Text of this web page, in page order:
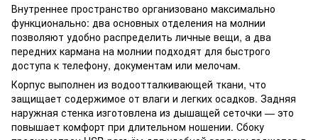
Внутреннее пространство организовано максимально
функционально: два основных отделения на молнии
позволяют удобно распределить личные вещи, а два
передних кармана на молнии подходят для быстрого
доступа к телефону, документам или мелочам.
Корпус выполнен из водоотталкивающей ткани, что
защищает содержимое от влаги и легких осадков. Задняя
наружная стенка изготовлена из дышащей сеточки — это
повышает комфорт при длительном ношении. Сбоку